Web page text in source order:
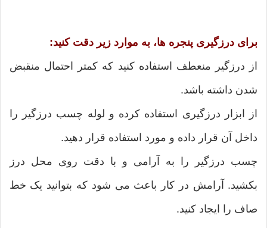
برای درزگیری پنجره ها، به موارد زیر دقت کنید:
از درزگیر منعطف استفاده کنید که کمتر احتمال منقبض
شدن داشته باشد.
از ابزار درزگیری استفاده کرده و لوله چسب درزگیر را
داخل آن قرار داده و مورد استفاده قرار دهید.
چسب درزگیر را به آرامی و با دقت روی محل درز
بکشید. آرامش در کار باعث می شود که بتوانید یک خط
صاف را ایجاد کنید.